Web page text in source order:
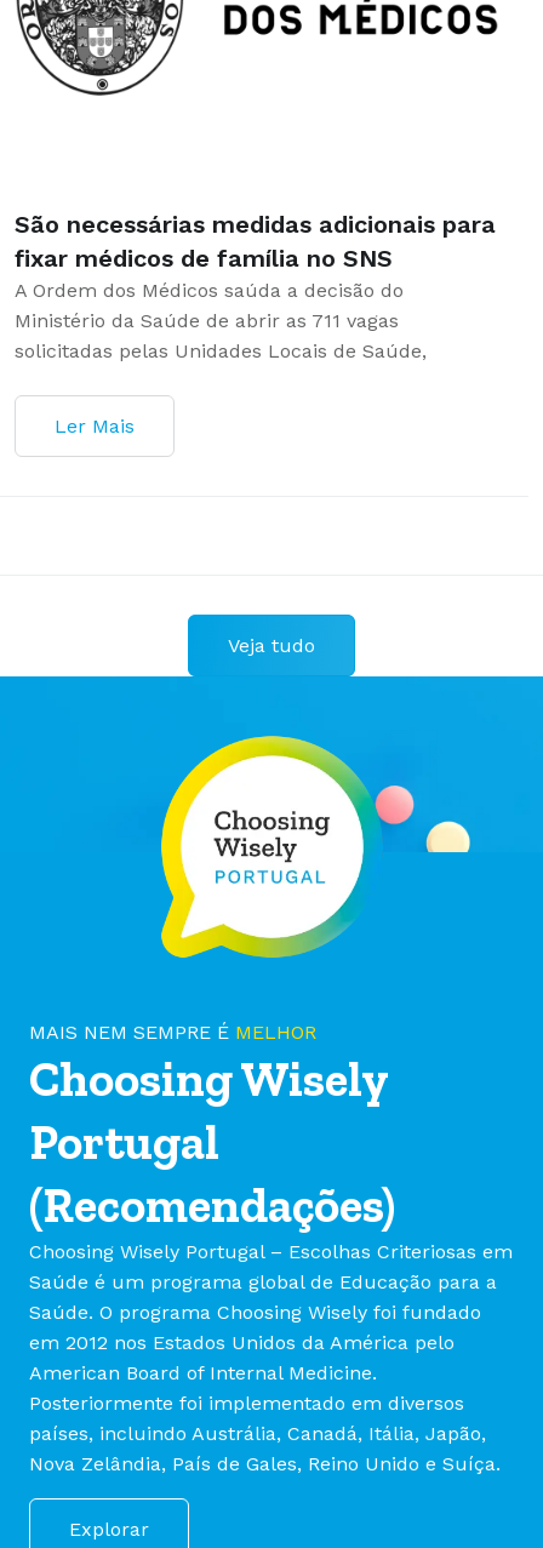
São necessárias medidas adicionais para
fixar médicos de família no SNS
A Ordem dos Médicos saúda a decisão do
Ministério da Saúde de abrir as 711 vagas
solicitadas pelas Unidades Locais de Saúde,
Ler Mais
Veja tudo
MAIS NEM SEMPRE É MELHOR
Choosing Wisely
Portugal
(Recomendações)
Choosing Wisely Portugal – Escolhas Criteriosas em
Saúde é um programa global de Educação para a
Saúde. O programa Choosing Wisely foi fundado
em 2012 nos Estados Unidos da América pelo
American Board of Internal Medicine.
Posteriormente foi implementado em diversos
países, incluindo Austrália, Canadá, Itália, Japão,
Nova Zelândia, País de Gales, Reino Unido e Suíça.
Explorar